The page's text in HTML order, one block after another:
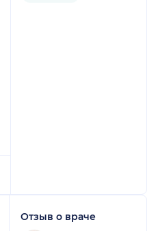
Отзыв о враче